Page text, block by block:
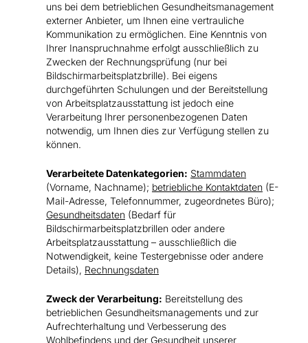
uns bei dem betrieblichen Gesundheitsmanagement
externer Anbieter, um Ihnen eine vertrauliche
Kommunikation zu ermöglichen. Eine Kenntnis von
Ihrer Inanspruchnahme erfolgt ausschließlich zu
Zwecken der Rechnungsprüfung (nur bei
Bildschirmarbeitsplatzbrille). Bei eigens
durchgeführten Schulungen und der Bereitstellung
von Arbeitsplatzausstattung ist jedoch eine
Verarbeitung Ihrer personenbezogenen Daten
notwendig, um Ihnen dies zur Verfügung stellen zu
können.
Verarbeitete Datenkategorien: Stammdaten
(Vorname, Nachname); betriebliche Kontaktdaten (E-
Mail-Adresse, Telefonnummer, zugeordnetes Büro);
Gesundheitsdaten (Bedarf für
Bildschirmarbeitsplatzbrillen oder andere
Arbeitsplatzausstattung – ausschließlich die
Notwendigkeit, keine Testergebnisse oder andere
Details), Rechnungsdaten
Zweck der Verarbeitung: Bereitstellung des
betrieblichen Gesundheitsmanagements und zur
Aufrechterhaltung und Verbesserung des
Wohlbefindens und der Gesundheit unserer